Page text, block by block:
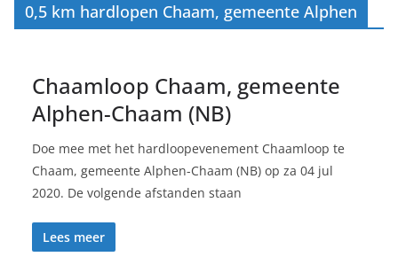
0,5 km hardlopen Chaam, gemeente Alphen
Chaamloop Chaam, gemeente
Alphen-Chaam (NB)
Doe mee met het hardloopevenement Chaamloop te
Chaam, gemeente Alphen-Chaam (NB) op za 04 jul
2020. De volgende afstanden staan
Lees meer